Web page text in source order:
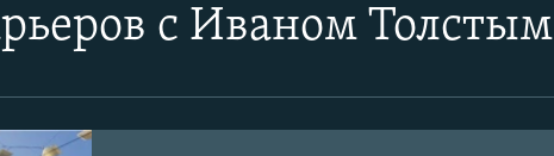
Подписаться
с Иваном Толстым